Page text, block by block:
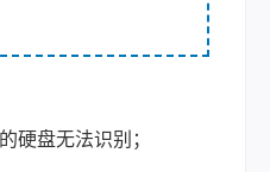
硬盘无法识别；